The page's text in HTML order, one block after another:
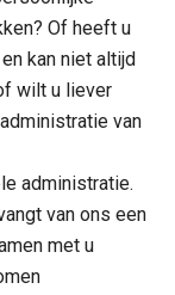
Of heeft u
kan niet altijd
wilt u liever
van
administratie.
van ons een
met u